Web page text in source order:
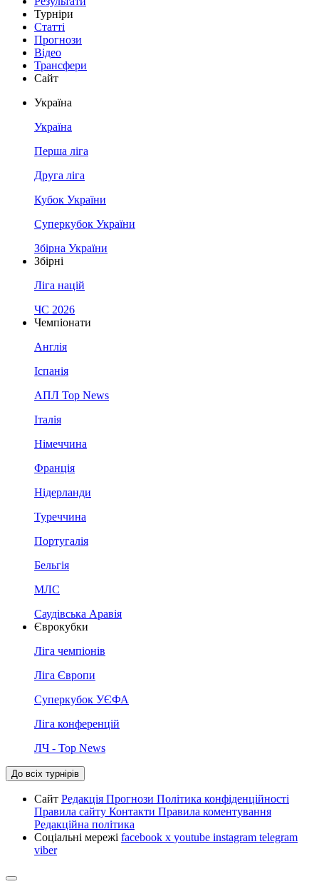
Турніри
Статті
Прогнози
Відео
Трансфери
Сайт
Україна
Україна
Перша ліга
Друга ліга
Кубок України
Суперкубок України
Збірна України
Збірні
Ліга націй
ЧС 2026
Чемпіонати
Англія
Іспанія
АПЛ Top News
Італія
Німеччина
Франція
Нідерланди
Туреччина
Португалія
Бельгія
МЛС
Саудівська Аравія
Єврокубки
Ліга чемпіонів
Ліга Європи
Суперкубок УЄФА
Ліга конференцій
ЛЧ - Top News
До всіх турнірів
Сайт Редакція Прогнози Політика конфіденційності
Правила сайту Контакти Правила коментування
Редакційна політика
Соціальні мережі facebook x youtube instagram telegram
viber